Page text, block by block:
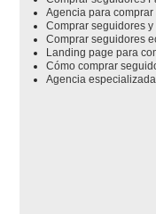
Agencia para
Comprar seguidores
Comprar seguidores
Landing page para
Cómo comprar
Agencia